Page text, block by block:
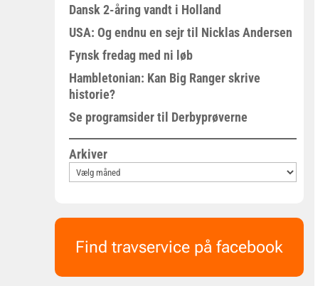
Dansk 2-åring vandt i Holland
USA: Og endnu en sejr til Nicklas Andersen
Fynsk fredag med ni løb
Hambletonian: Kan Big Ranger skrive
historie?
Se programsider til Derbyprøverne
Arkiver
Find travservice på facebook